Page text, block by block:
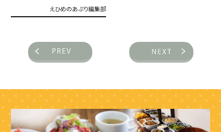
えひめのあぷり編集部